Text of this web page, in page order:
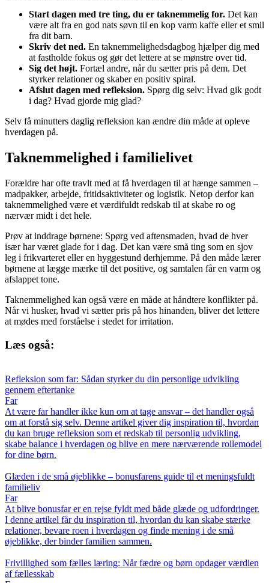
Start dagen med tre ting, du er taknemmelig for. Det kan
være alt fra en god nats søvn til en kop varm kaffe eller et smil
fra dit barn.
Skriv det ned. En taknemmelighedsdagbog hjælper dig med
at fastholde fokus og gør det lettere at se mønstre over tid.
Sig det højt. Fortæl andre, når du sætter pris på dem. Det
styrker relationer og skaber en positiv spiral.
Afslut dagen med refleksion. Spørg dig selv: Hvad gik godt
i dag? Hvad gjorde mig glad?
Selv få minutters daglig refleksion kan ændre din måde at opleve
hverdagen på.
Taknemmelighed i familielivet
Forældre har ofte travlt med at få hverdagen til at hænge sammen –
madpakker, arbejde, fritidsaktiviteter og logistik. Netop derfor kan
taknemmelighed være et værdifuldt redskab til at skabe ro og
nærvær midt i det hele.
Prøv at inddrage børnene: Spørg ved aftensmaden, hvad de hver
især har været glade for i dag. Det kan være små ting som en sjov
leg i frikvarteret eller en hyggestund derhjemme. På den måde lærer
børnene at lægge mærke til det positive, og samtalen får en varm og
afslappet tone.
Taknemmelighed kan også være en måde at håndtere konflikter på.
Når vi husker, hvad vi sætter pris på hos hinanden, bliver det lettere
at mødes med forståelse i stedet for irritation.
Læs også:
Refleksion som far: Sådan styrker du din personlige udvikling
gennem eftertanke
Far
At være far handler ikke kun om at tage ansvar – det handler også
om at forstå sig selv. Denne artikel giver dig inspiration til, hvordan
du kan bruge refleksion som et redskab til personlig udvikling,
skabe balance i hverdagen og blive en mere nærværende rollemodel
for dine børn.
Glæden i de små øjeblikke – bonusfarens guide til et meningsfuldt
familieliv
Far
At blive bonusfar er en rejse fyldt med både glæde og udfordringer.
I denne artikel får du inspiration til, hvordan du kan skabe stærke
relationer, bevare roen i hverdagen og finde mening i de små
øjeblikke, der binder familien sammen.
Frivillighed som fælles læring: Når fædre og børn opdager værdien
af fællesskab